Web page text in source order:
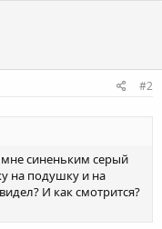
#2
мне синеньким серый
на подушку и на
И как смотрится?